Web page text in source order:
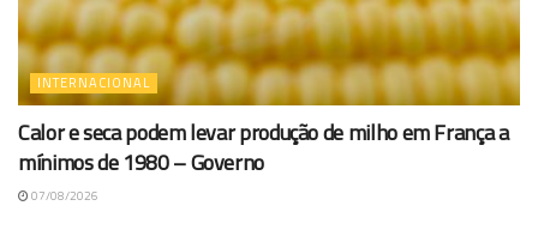
INTERNACIONAL
Calor e seca podem levar produção de milho em França a
mínimos de 1980 – Governo
07/08/2026